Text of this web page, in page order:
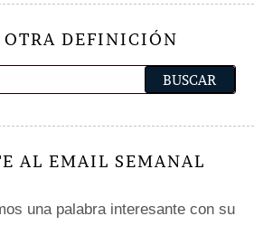
OTRA DEFINICIÓN
AL EMAIL SEMANAL
una palabra interesante con su